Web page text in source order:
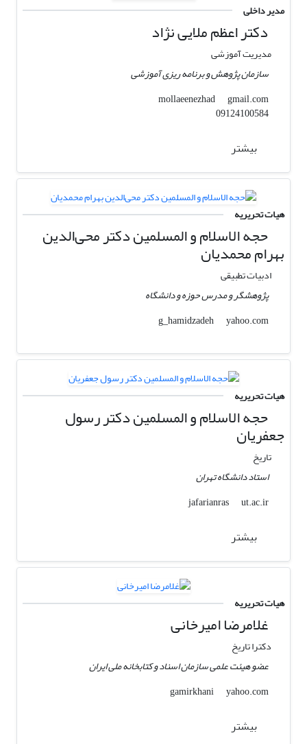
مدیر داخلی
دکتر اعظم ملایی نژاد
مدیریت آموزشی
سازمان پژوهش و برنامه ریزی آموزشی
mollaeenezhad
gmail.com
09124100584
بیشتر
هیات تحریریه
حجه الاسلام و المسلمین دکتر محی‌الدین
بهرام محمدیان
ادبیات تطبیقی
پژوهشگر و مدرس حوزه و دانشگاه
g_hamidzadeh
yahoo.com
هیات تحریریه
حجه الاسلام و المسلمین دکتر رسول
جعفریان
تاریخ
استاد دانشگاه تهران
jafarianras
ut.ac.ir
بیشتر
هیات تحریریه
غلامرضا امیرخانی
دکترا تاریخ
عضو هیئت علمی سازمان اسناد و کتابخانه ملی ایران
gamirkhani
yahoo.com
بیشتر